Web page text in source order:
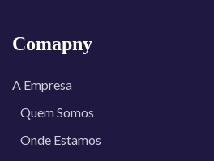
Comapny
A Empresa
Quem Somos
Onde Estamos